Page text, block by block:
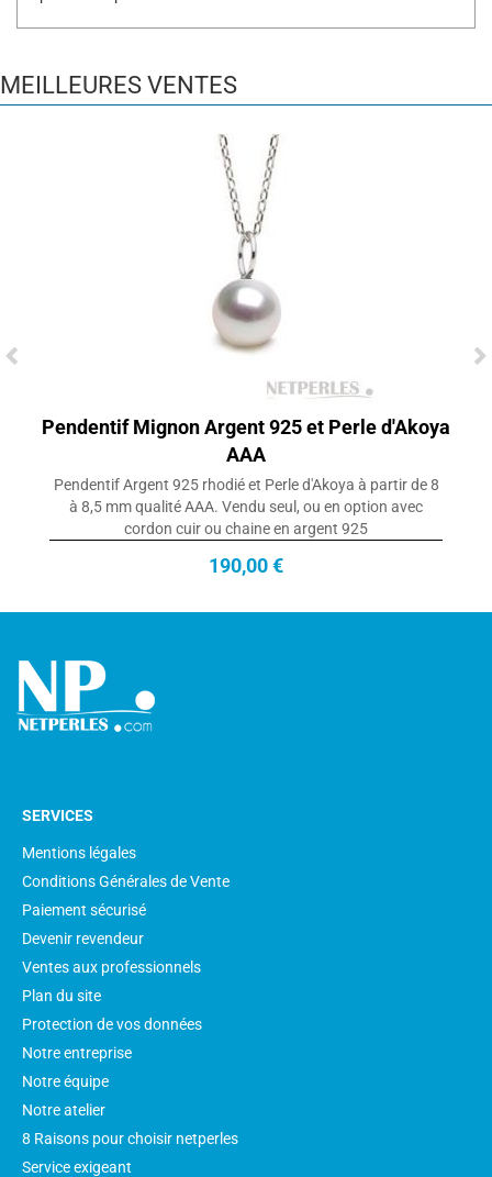
MEILLEURES VENTES
Pendentif Mignon Argent 925 et Perle d'Akoya
AAA
Pendentif Argent 925 rhodié et Perle d'Akoya à partir de 8
à 8,5 mm qualité AAA. Vendu seul, ou en option avec
cordon cuir ou chaine en argent 925
190,00 €
SERVICES
Mentions légales
Conditions Générales de Vente
Paiement sécurisé
Devenir revendeur
Ventes aux professionnels
Plan du site
Protection de vos données
Notre entreprise
Notre équipe
Notre atelier
8 Raisons pour choisir netperles
Service exigeant